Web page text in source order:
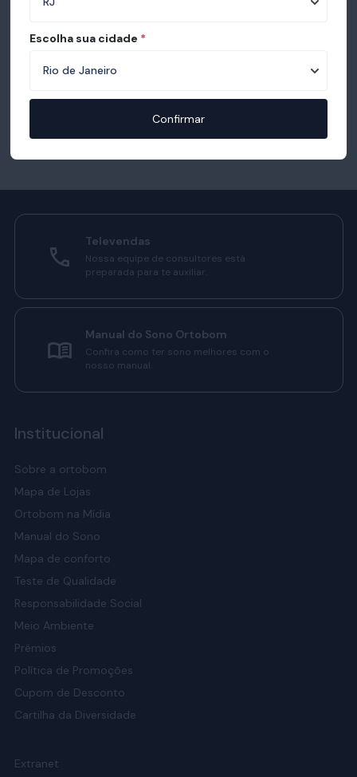
Televendas
Nossa equipe de consultores está
preparada para te auxiliar.
Manual do Sono Ortobom
Confira como ter sono melhores com o
nosso manual.
Institucional
Sobre a ortobom
Mapa de Lojas
Ortobom na Mídia
Manual do Sono
Mapa de conforto
Teste de Qualidade
Responsabilidade Social
Meio Ambiente
Prêmios
Política de Promoções
Cupom de Desconto
Cartilha da Diversidade
Extranet
Escolha sua cidade *
Confirmar